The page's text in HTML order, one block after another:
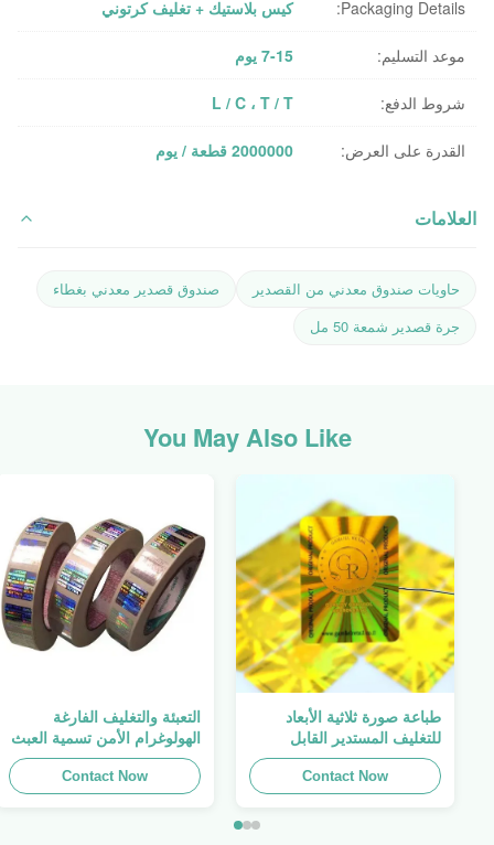
Packaging Details: كيس بلاستيك + تغليف كرتوني
موعد التسليم: 7-15 يوم
شروط الدفع: L / C ، T / T
القدرة على العرض: 2000000 قطعة / يوم
العلامات
حاويات صندوق معدني من القصدير
صندوق قصدير معدني بغطاء
جرة قصدير شمعة 50 مل
You May Also Like
طباعة صورة ثلاثية الأبعاد
للتغليف المستدير القابل
للطباعة ، الملصق الأصلي ،
صفائح لاصقة ذاتية اللصق
Contact Now
التعبئة والتغليف الفارغة
الهولوغرام الأمن تسمية العبث
واضح ملصق الهولوغرام شعار
الليزر
Contact Now